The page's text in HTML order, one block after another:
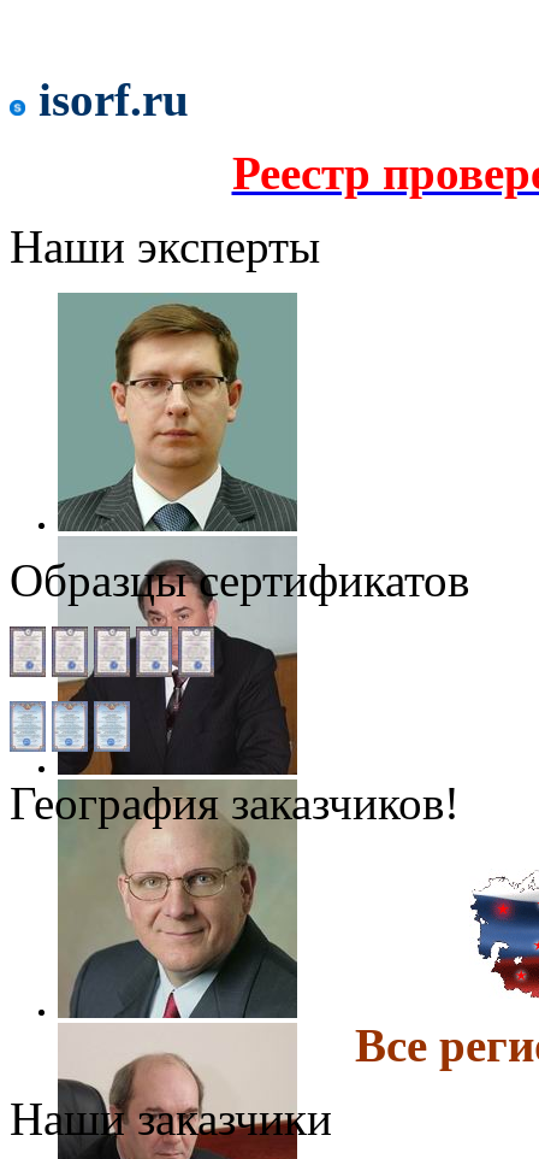
isorf.ru
Реестр
Наши эксперты
Образцы сертификатов
География заказчиков!
Все
Наши заказчики